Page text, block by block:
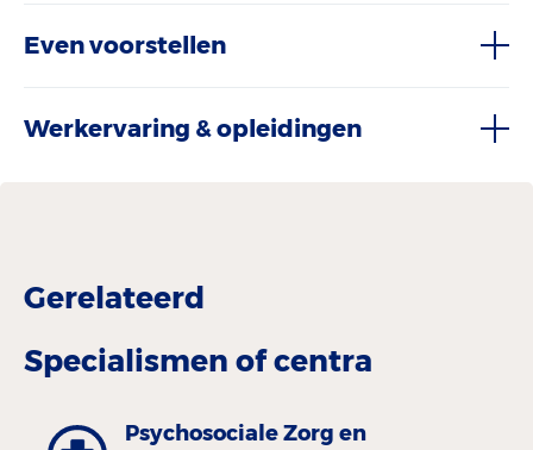
Even voorstellen
Werkervaring & opleidingen
Gerelateerd
Specialismen of centra
Psychosociale Zorg en